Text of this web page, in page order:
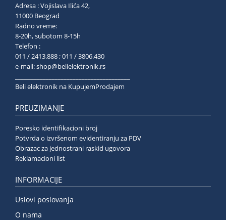
Adresa : Vojislava Ilića 42,
11000 Beograd
Radno vreme:
8-20h, subotom 8-15h
Telefon :
011 / 2413.888 ; 011 / 3806.430
e-mail:shop@belielektronik.rs
Beli elektronik na KupujemProdajem
PREUZIMANJE
Poresko identifikacioni broj
Potvrda o izvršenom evidentiranju za PDV
Obrazac za jednostrani raskid ugovora
Reklamacioni list
INFORMACIJE
Uslovi poslovanja
O nama